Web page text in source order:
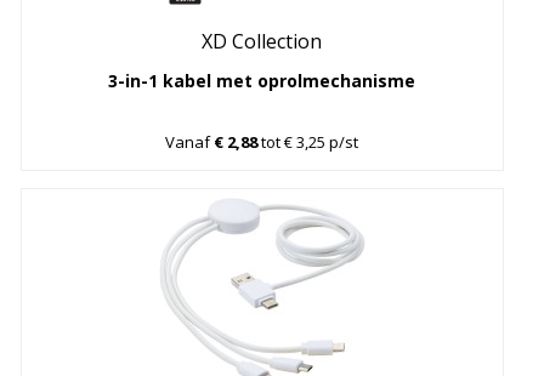
XD Collection
3-in-1 kabel met oprolmechanisme
Vanaf€ 2,88tot € 3,25 p/st